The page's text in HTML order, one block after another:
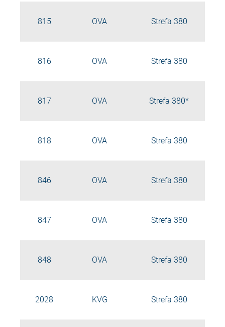
815 OVA Strefa 380
816 OVA Strefa 380
817 OVA Strefa 380*
818 OVA Strefa 380
846 OVA Strefa 380
847 OVA Strefa 380
848 OVA Strefa 380
2028 KVG Strefa 380